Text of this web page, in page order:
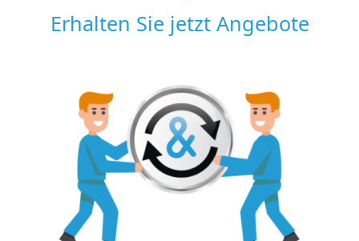
Erhalten Sie jetzt Angebote